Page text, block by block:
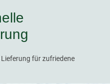
für zufriedene